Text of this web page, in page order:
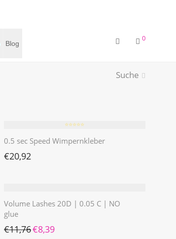
Blog
0
Suche
⭐️⭐️⭐️⭐️⭐️
0.5 sec Speed Wimpernkleber
€20,92
Volume Lashes 20D | 0.05 C | NO
glue
€11,76 Ursprünglicher Preis war: €11,76
€8,39Aktueller Preis ist: €8,39.